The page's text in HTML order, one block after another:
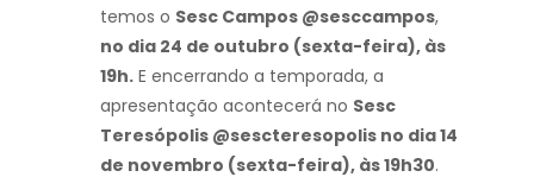
temos o Sesc Campos @sesccampos,
no dia 24 de outubro (sexta-feira), às
19h. E encerrando a temporada, a
apresentação acontecerá no Sesc
Teresópolis @sescteresopolis no dia 14
de novembro (sexta-feira), às 19h30.